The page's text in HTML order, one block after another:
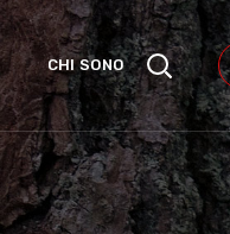
CHI SONO